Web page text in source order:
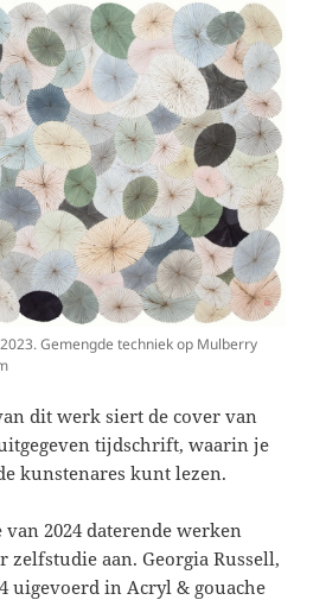
Gemengde techniek op Mulberry
dit werk siert de cover van
tijdschrift, waarin je
kunstenares kunt lezen.
2024 daterende werken
zelfstudie aan. Georgia Russell,
uigevoerd in Acryl & gouache